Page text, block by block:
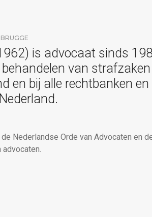
is advocaat sinds
van
en bij alle rechtbanken en
Nederlandse Orde van Advocaten en